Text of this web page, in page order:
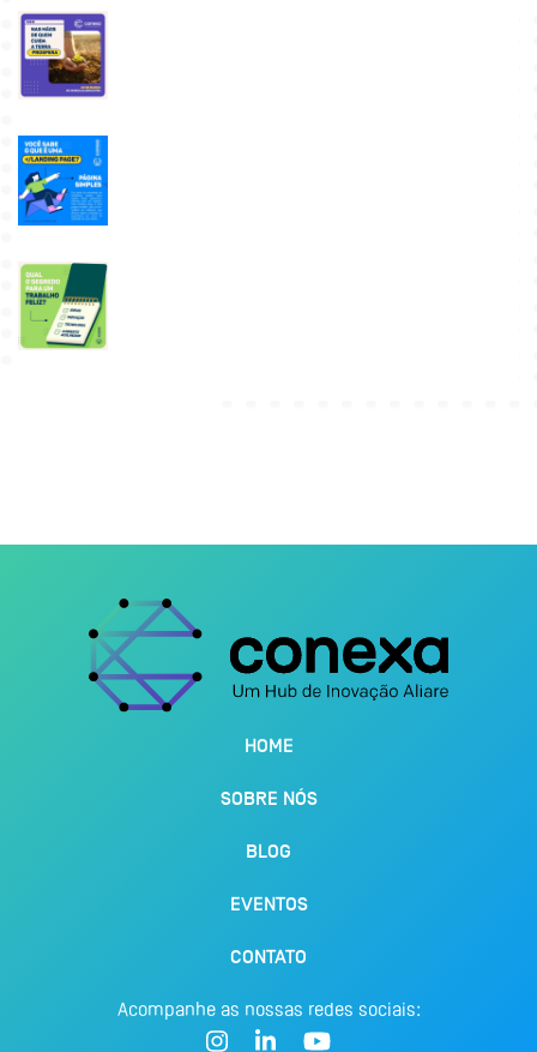
HOME
SOBRE NÓS
BLOG
EVENTOS
CONTATO
Acompanhe as nossas redes sociais: